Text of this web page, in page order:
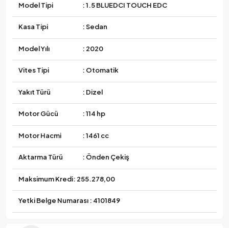
Model Tipi : 1.5 BLUEDCI TOUCH EDC
Kasa Tipi : Sedan
Model Yılı : 2020
Vites Tipi : Otomatik
Yakıt Türü : Dizel
Motor Gücü : 114 hp
Motor Hacmi : 1461 cc
Aktarma Türü : Önden Çekiş
Maksimum Kredi: 255.278,00
Yetki Belge Numarası : 4101849